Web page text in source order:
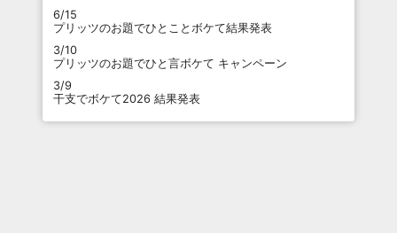
6/15
プリッツのお題でひとことボケて結果発表
3/10
プリッツのお題でひと言ボケて キャンペーン
3/9
干支でボケて2026 結果発表